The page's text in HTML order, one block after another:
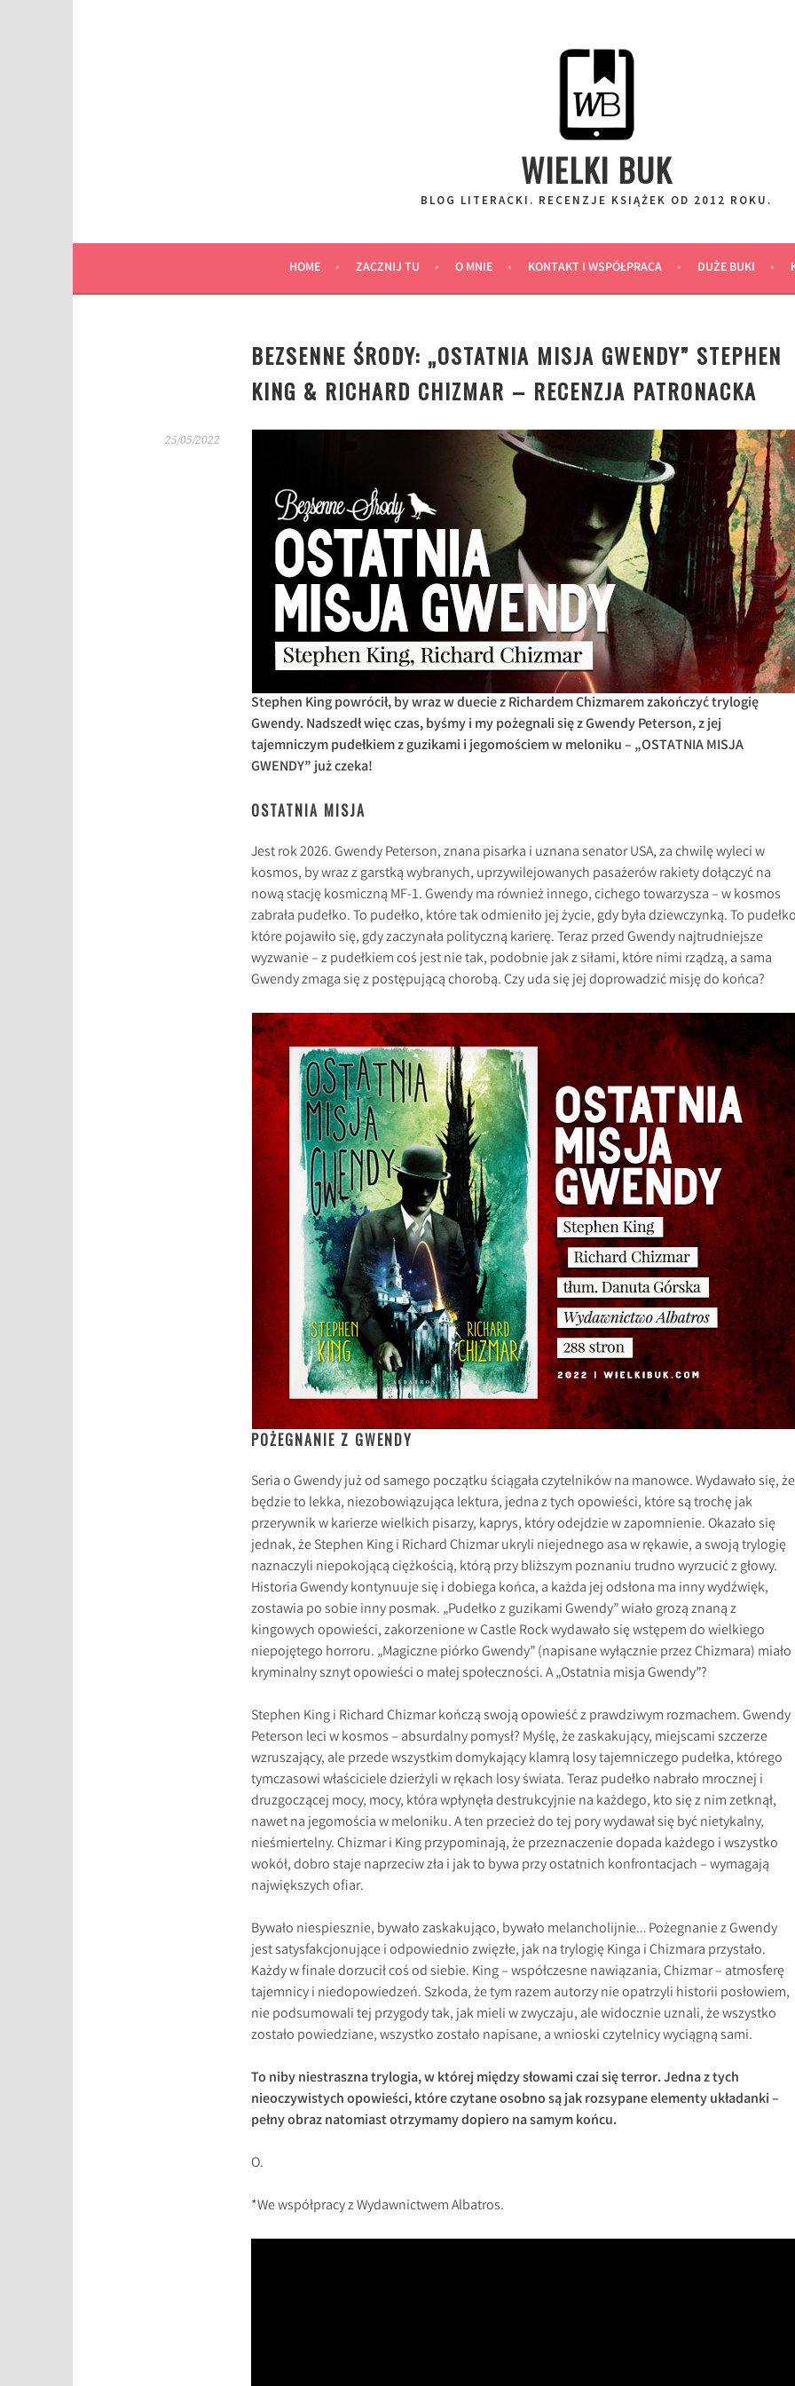
WIELKI BUK
BLOG LITERACKI. RECENZJE KSIĄŻEK OD 2012 ROKU.
HOME ZACZNIJ TU O MNIE KONTAKT I WSPÓŁPRACA DUŻE BUKI
BEZSENNE ŚRODY: „OSTATNIA MISJA GWENDY” STEPHEN
KING & RICHARD CHIZMAR – RECENZJA PATRONACKA
25/05/2022
Stephen King powrócił, by wraz w duecie z Richardem Chizmarem zakończyć trylogię
Gwendy. Nadszedł więc czas, byśmy i my pożegnali się z Gwendy Peterson, z jej
tajemniczym pudełkiem z guzikami i jegomościem w meloniku – „OSTATNIA MISJA
GWENDY” już czeka!
OSTATNIA MISJA
Jest rok 2026. Gwendy Peterson, znana pisarka i uznana senator USA, za chwilę wyleci w
kosmos, by wraz z garstką wybranych, uprzywilejowanych pasażerów rakiety dołączyć na
nową stację kosmiczną MF-1. Gwendy ma również innego, cichego towarzysza – w kosmos
zabrała pudełko. To pudełko, które tak odmieniło jej życie, gdy była dziewczynką. To
które pojawiło się, gdy zaczynała polityczną karierę. Teraz przed Gwendy najtrudniejsze
wyzwanie – z pudełkiem coś jest nie tak, podobnie jak z siłami, które nimi rządzą, a sama
Gwendy zmaga się z postępującą chorobą. Czy uda się jej doprowadzić misję do końca?
POŻEGNANIE Z GWENDY
Seria o Gwendy już od samego początku ściągała czytelników na manowce. Wydawało się, że
będzie to lekka, niezobowiązująca lektura, jedna z tych opowieści, które są trochę jak
przerywnik w karierze wielkich pisarzy, kaprys, który odejdzie w zapomnienie. Okazało się
jednak, że Stephen King i Richard Chizmar ukryli niejednego asa w rękawie, a swoją trylogię
naznaczyli niepokojącą ciężkością, którą przy bliższym poznaniu trudno wyrzucić z głowy.
Historia Gwendy kontynuuje się i dobiega końca, a każda jej odsłona ma inny wydźwięk,
zostawia po sobie inny posmak. „Pudełko z guzikami Gwendy” wiało grozą znaną z
kingowych opowieści, zakorzenione w Castle Rock wydawało się wstępem do wielkiego
niepojętego horroru. „Magiczne piórko Gwendy” (napisane wyłącznie przez Chizmara) miało
kryminalny sznyt opowieści o małej społeczności. A „Ostatnia misja Gwendy”?
Stephen King i Richard Chizmar kończą swoją opowieść z prawdziwym rozmachem. Gwendy
Peterson leci w kosmos – absurdalny pomysł? Myślę, że zaskakujący, miejscami szczerze
wzruszający, ale przede wszystkim domykający klamrą losy tajemniczego pudełka, którego
tymczasowi właściciele dzierżyli w rękach losy świata. Teraz pudełko nabrało mrocznej i
druzgoczącej mocy, mocy, która wpłynęła destrukcyjnie na każdego, kto się z nim zetknął,
nawet na jegomościa w meloniku. A ten przecież do tej pory wydawał się być nietykalny,
nieśmiertelny. Chizmar i King przypominają, że przeznaczenie dopada każdego i wszystko
wokół, dobro staje naprzeciw zła i jak to bywa przy ostatnich konfrontacjach – wymagają
największych ofiar.
Bywało niespiesznie, bywało zaskakująco, bywało melancholijnie… Pożegnanie z Gwendy
jest satysfakcjonujące i odpowiednio zwięzłe, jak na trylogię Kinga i Chizmara przystało.
Każdy w finale dorzucił coś od siebie. King – współczesne nawiązania, Chizmar – atmosferę
tajemnicy i niedopowiedzeń. Szkoda, że tym razem autorzy nie opatrzyli historii posłowiem,
nie podsumowali tej przygody tak, jak mieli w zwyczaju, ale widocznie uznali, że wszystko
zostało powiedziane, wszystko zostało napisane, a wnioski czytelnicy wyciągną sami.
To niby niestraszna trylogia, w której między słowami czai się terror. Jedna z tych
nieoczywistych opowieści, które czytane osobno są jak rozsypane elementy układanki –
pełny obraz natomiast otrzymamy dopiero na samym końcu.
O.
*We współpracy z Wydawnictwem Albatros.